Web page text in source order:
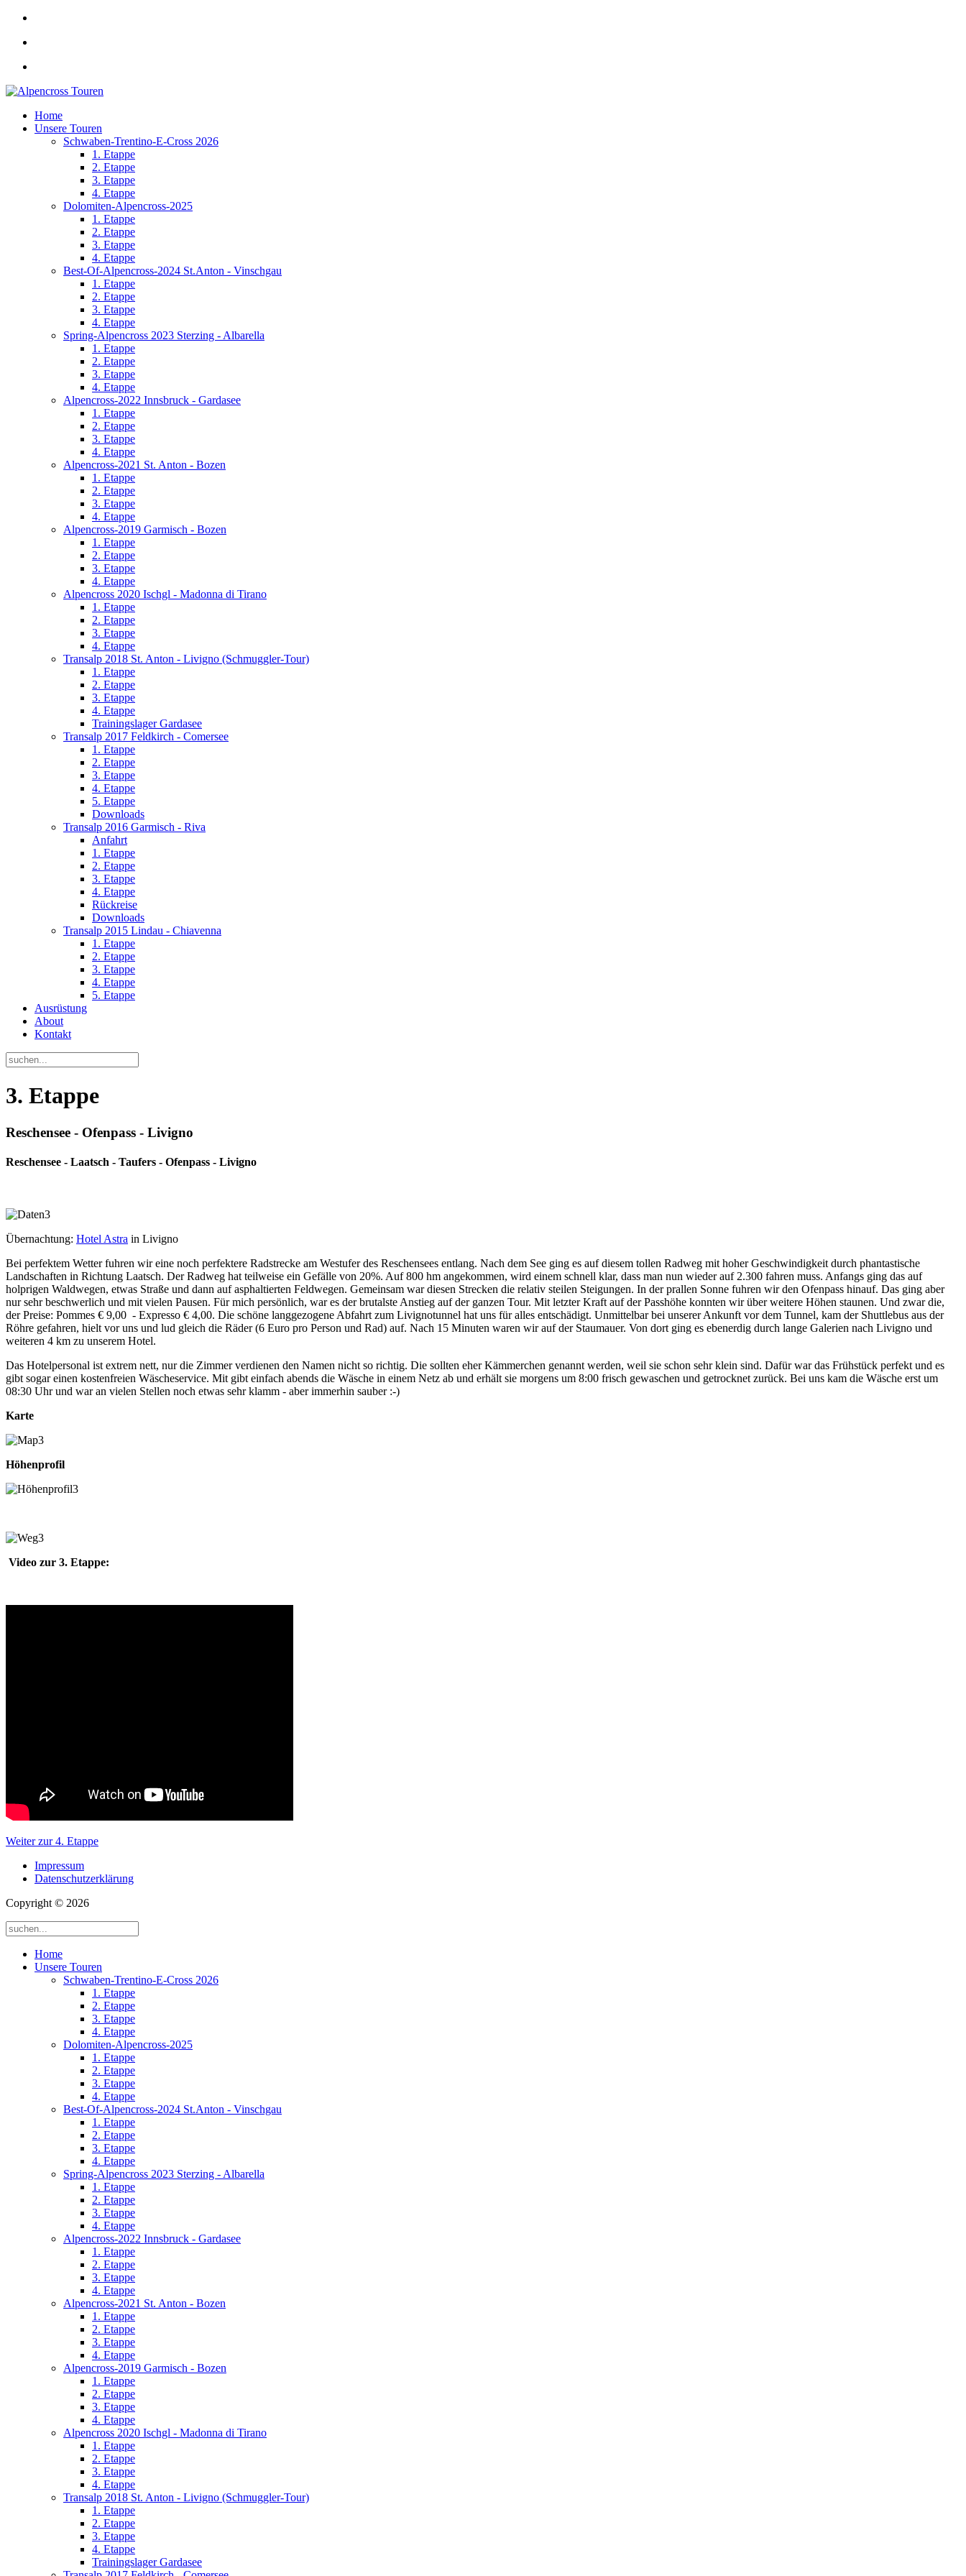
Home
Unsere Touren
Schwaben-Trentino-E-Cross 2026
1. Etappe
2. Etappe
3. Etappe
4. Etappe
Dolomiten-Alpencross-2025
1. Etappe
2. Etappe
3. Etappe
4. Etappe
Best-Of-Alpencross-2024 St.Anton - Vinschgau
1. Etappe
2. Etappe
3. Etappe
4. Etappe
Spring-Alpencross 2023 Sterzing - Albarella
1. Etappe
2. Etappe
3. Etappe
4. Etappe
Alpencross-2022 Innsbruck - Gardasee
1. Etappe
2. Etappe
3. Etappe
4. Etappe
Alpencross-2021 St. Anton - Bozen
1. Etappe
2. Etappe
3. Etappe
4. Etappe
Alpencross-2019 Garmisch - Bozen
1. Etappe
2. Etappe
3. Etappe
4. Etappe
Alpencross 2020 Ischgl - Madonna di Tirano
1. Etappe
2. Etappe
3. Etappe
4. Etappe
Transalp 2018 St. Anton - Livigno (Schmuggler-Tour)
1. Etappe
2. Etappe
3. Etappe
4. Etappe
Trainingslager Gardasee
Transalp 2017 Feldkirch - Comersee
1. Etappe
2. Etappe
3. Etappe
4. Etappe
5. Etappe
Downloads
Transalp 2016 Garmisch - Riva
Anfahrt
1. Etappe
2. Etappe
3. Etappe
4. Etappe
Rückreise
Downloads
Transalp 2015 Lindau - Chiavenna
1. Etappe
2. Etappe
3. Etappe
4. Etappe
5. Etappe
Ausrüstung
About
Kontakt
3. Etappe
Reschensee - Ofenpass - Livigno
Reschensee - Laatsch - Taufers - Ofenpass - Livigno
Übernachtung: Hotel Astra in Livigno
Bei perfektem Wetter fuhren wir eine noch perfektere Radstrecke am Westufer des Reschensees entlang. Nach dem See ging es auf diesem tollen Radweg mit hoher Geschwindigkeit durch phantastische
Landschaften in Richtung Laatsch. Der Radweg hat teilweise ein Gefälle von 20%. Auf 800 hm angekommen, wird einem schnell klar, dass man nun wieder auf 2.300 fahren muss. Anfangs ging das auf
holprigen Waldwegen, etwas Straße und dann auf asphaltierten Feldwegen. Gemeinsam war diesen Strecken die relativ steilen Steigungen. In der prallen Sonne fuhren wir den Ofenpass hinauf. Das ging aber
nur sehr beschwerlich und mit vielen Pausen. Für mich persönlich, war es der brutalste Anstieg auf der ganzen Tour. Mit letzter Kraft auf der Passhöhe konnten wir über weitere Höhen staunen. Und zwar die,
der Preise: Pommes € 9,00 - Expresso € 4,00. Die schöne langgezogene Abfahrt zum Livignotunnel hat uns für alles entschädigt. Unmittelbar bei unserer Ankunft vor dem Tunnel, kam der Shuttlebus aus der
Röhre gefahren, hielt vor uns und lud gleich die Räder (6 Euro pro Person und Rad) auf. Nach 15 Minuten waren wir auf der Staumauer. Von dort ging es ebenerdig durch lange Galerien nach Livigno und
weiteren 4 km zu unserem Hotel.
Das Hotelpersonal ist extrem nett, nur die Zimmer verdienen den Namen nicht so richtig. Die sollten eher Kämmerchen genannt werden, weil sie schon sehr klein sind. Dafür war das Frühstück perfekt und es
gibt sogar einen kostenfreien Wäscheservice. Mit gibt einfach abends die Wäsche in einem Netz ab und erhält sie morgens um 8:00 frisch gewaschen und getrocknet zurück. Bei uns kam die Wäsche erst um
08:30 Uhr und war an vielen Stellen noch etwas sehr klamm - aber immerhin sauber :-)
Karte
Höhenprofil
Video zur 3. Etappe:
Weiter zur 4. Etappe
Impressum
Datenschutzerklärung
Copyright © 2026
Home
Unsere Touren
Schwaben-Trentino-E-Cross 2026
1. Etappe
2. Etappe
3. Etappe
4. Etappe
Dolomiten-Alpencross-2025
1. Etappe
2. Etappe
3. Etappe
4. Etappe
Best-Of-Alpencross-2024 St.Anton - Vinschgau
1. Etappe
2. Etappe
3. Etappe
4. Etappe
Spring-Alpencross 2023 Sterzing - Albarella
1. Etappe
2. Etappe
3. Etappe
4. Etappe
Alpencross-2022 Innsbruck - Gardasee
1. Etappe
2. Etappe
3. Etappe
4. Etappe
Alpencross-2021 St. Anton - Bozen
1. Etappe
2. Etappe
3. Etappe
4. Etappe
Alpencross-2019 Garmisch - Bozen
1. Etappe
2. Etappe
3. Etappe
4. Etappe
Alpencross 2020 Ischgl - Madonna di Tirano
1. Etappe
2. Etappe
3. Etappe
4. Etappe
Transalp 2018 St. Anton - Livigno (Schmuggler-Tour)
1. Etappe
2. Etappe
3. Etappe
4. Etappe
Trainingslager Gardasee